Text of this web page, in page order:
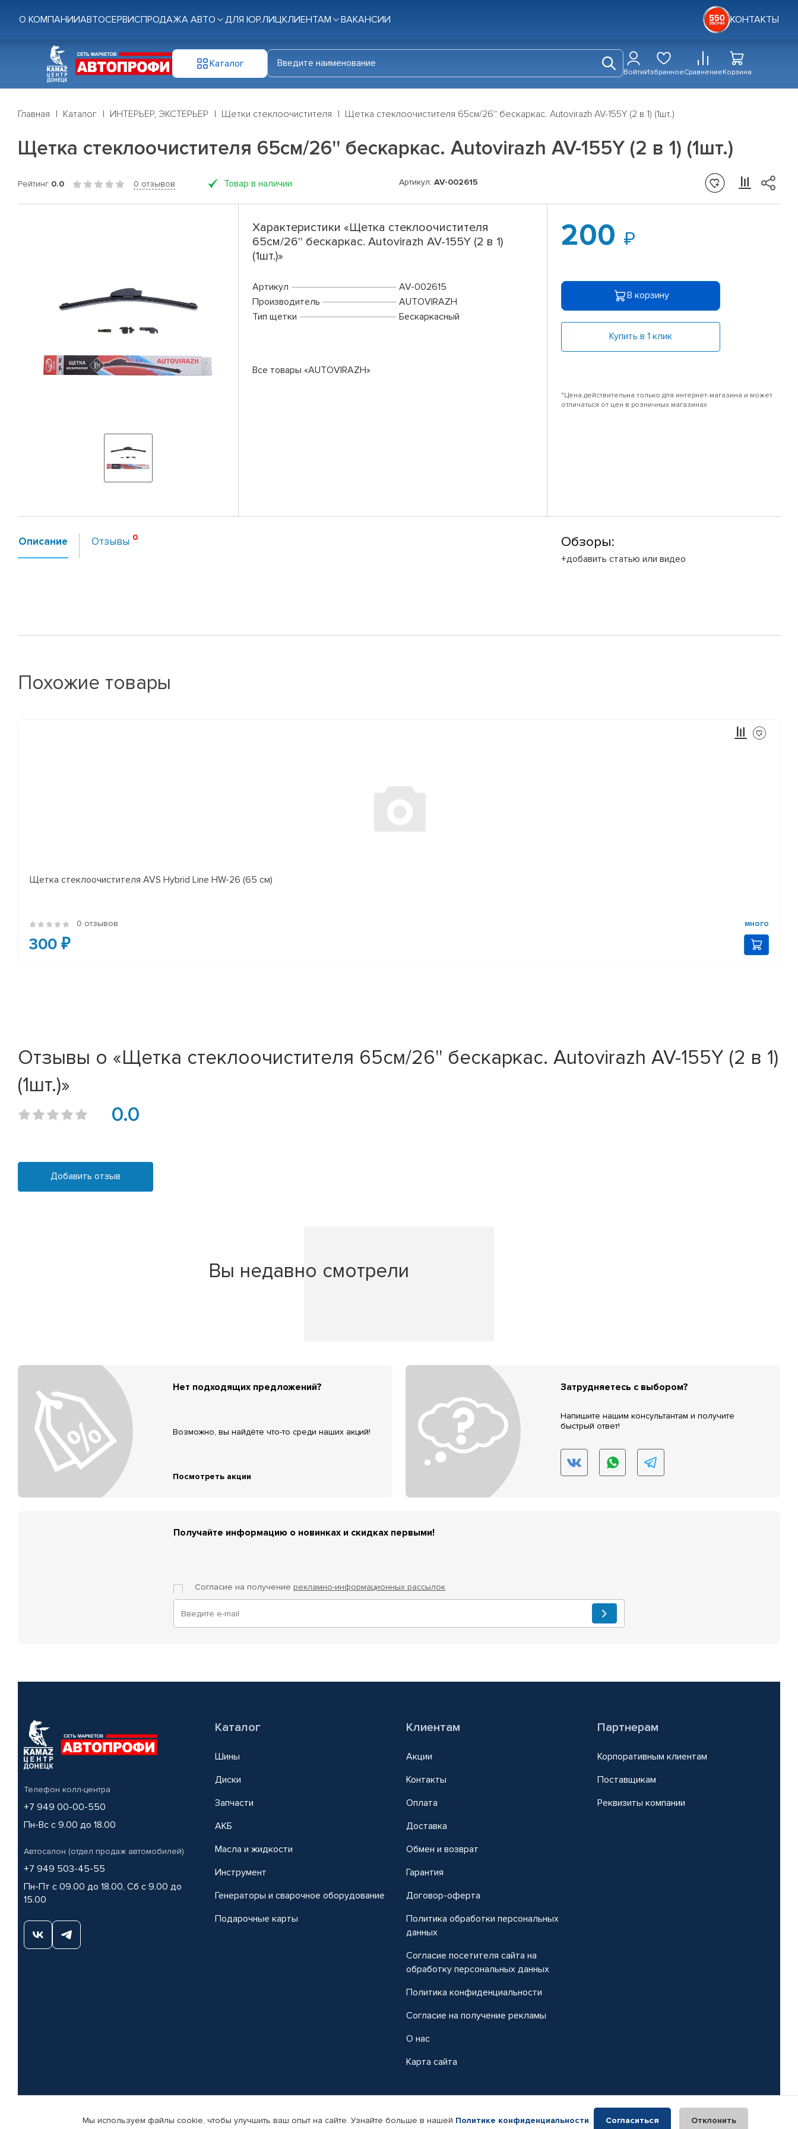
О КОМПАНИИАВТОСЕРВИСПРОДАЖА АВТО ДЛЯ ЮР.ЛИЦКЛИЕНТАМ ВАКАНСИИ КОНТАКТЫ
Каталог
ВойтиИзбранноеСравнениеКорзина
Главная Каталог ИНТЕРЬЕР, ЭКСТЕРЬЕР Щетки стеклоочистителя Щетка стеклоочистителя 65см/26'' бескаркас. Autovirazh AV-155Y (2 в 1) (1шт.)
Щетка стеклоочистителя 65см/26'' бескаркас. Autovirazh AV-155Y (2 в 1) (1шт.)
Рейтинг 0.0 0 отзывов Товар в наличии Артикул: AV-002615
Характеристики «Щетка стеклоочистителя
65см/26'' бескаркас. Autovirazh AV-155Y (2 в 1)
(1шт.)»
Артикул
AV-002615
Производитель
AUTOVIRAZH
Тип щетки
Бескаркасный
Все товары «AUTOVIRAZH»
200
В корзину
Купить в 1 клик
*Цена действительна только для интернет-магазина и может
отличаться от цен в розничных магазинах
Описание Отзывы Обзоры:
+добавить статью или видео
Похожие товары
Щетка стеклоочистителя AVS Hybrid Line HW-26 (65 см)
0 отзывов много
300 ₽
Отзывы о «Щетка стеклоочистителя 65см/26'' бескаркас. Autovirazh AV-155Y (2 в 1)
(1шт.)»
0.0
Добавить отзыв
Вы недавно смотрели
Нет подходящих предложений?
Возможно, вы найдёте что-то среди наших акций!
Посмотреть акции
Затрудняетесь с выбором?
Напишите нашим консультантам и получите
быстрый ответ!
Получайте информацию о новинках и скидках первыми!
Согласие на получение рекламно-информационных рассылок
Телефон колл-центра
+7 949 00-00-550
Пн-Вс с 9.00 до 18.00
Автосалон (отдел продаж автомобилей)
+7 949 503-45-55
Пн-Пт с 09.00 до 18.00, Сб с 9.00 до
15.00
Каталог
Шины
Диски
Запчасти
АКБ
Масла и жидкости
Инструмент
Генераторы и сварочное оборудование
Подарочные карты
Клиентам
Акции
Контакты
Оплата
Доставка
Обмен и возврат
Гарантия
Договор-оферта
Политика обработки персональных
данных
Согласие посетителя сайта на
обработку персональных данных
Политика конфиденциальности
Согласие на получение рекламы
О нас
Карта сайта
Партнерам
Корпоративным клиентам
Поставщикам
Реквизиты компании
© КАМАЗ ЦЕНТР ДОНЕЦК, 2015-2026. Все права защищены. Интернет-магазин автомобильных товаров Автопрофи.
Мы используем файлы cookie, чтобы улучшить ваш опыт на сайте. Узнайте больше в нашей Политике конфиденциальности. Согласиться Отклонить